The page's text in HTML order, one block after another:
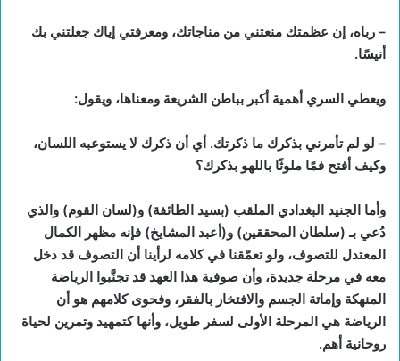
– رباه، إن عظمتك منعتني من مناجاتك، ومعرفتي إياك جعلتني بك
أنيسًا.
ويعطي السري أهمية أكبر بباطن الشريعة ومعناها، ويقول:
– لو لم تأمرني بذكرك ما ذكرتك. أي أن ذكرك لا يستوعبه اللسان،
وكيف أفتح فمًا ملوثًا باللهو بذكرك؟
وأما الجنيد البغدادي الملقب (بسيد الطائفة) و(لسان القوم) والذي
دُعي بـ (سلطان المحققين) و(أعبد المشايخ) فإنه مظهر الكمال
المعتدل للتصوف، ولو تعمّقنا في كلامه لرأينا أن التصوف قد دخل
معه في مرحلة جديدة، وأن صوفية هذا العهد قد تجنَّبوا الرياضة
المنهكة وإماتة الجسم والافتخار بالفقر، وفحوى كلامهم هو أن
الرياضة هي المرحلة الأولى لسفر طويل، وأنها كتمهيد وتمرين لحياة
روحانية أهم.